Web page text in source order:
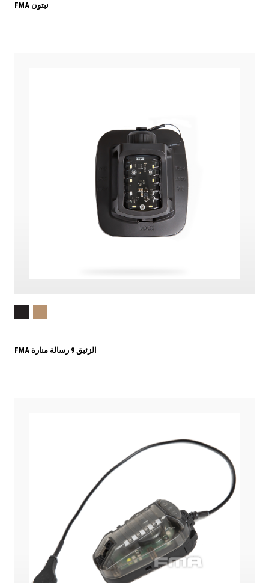
FMA نبتون
FMA الزئبق 9 رسالة منارة